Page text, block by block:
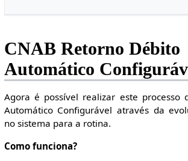
CNAB Retorno Débito
Automático
Agora é possível realizar este processo
Automático Configurável através da
no sistema para a rotina.
Como funciona?